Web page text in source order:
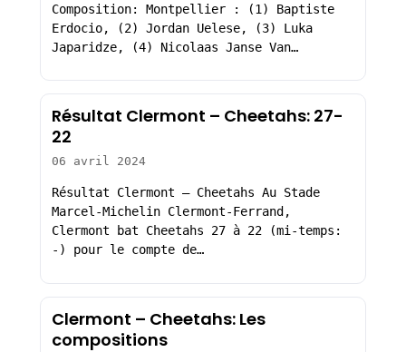
Composition: Montpellier : (1) Baptiste
Erdocio, (2) Jordan Uelese, (3) Luka
Japaridze, (4) Nicolaas Janse Van…
Résultat Clermont – Cheetahs: 27-
22
06 avril 2024
Résultat Clermont – Cheetahs Au Stade
Marcel-Michelin Clermont-Ferrand,
Clermont bat Cheetahs 27 à 22 (mi-temps:
-) pour le compte de…
Clermont – Cheetahs: Les
compositions